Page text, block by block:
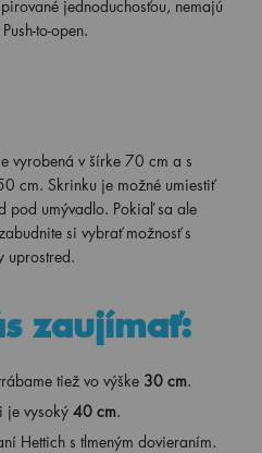
jednoduchosťou, nemajú
to-open.
vyrobená v šírke 70 cm a s
cm. Skrinku je možné umiestiť
pod umývadlo. Pokiaľ sa ale
si vybrať možnosť s
uprostred.
zaujímať:
tiež vo výške 30 cm.
je vysoký 40 cm.
Hettich s tlmeným dovieraním.